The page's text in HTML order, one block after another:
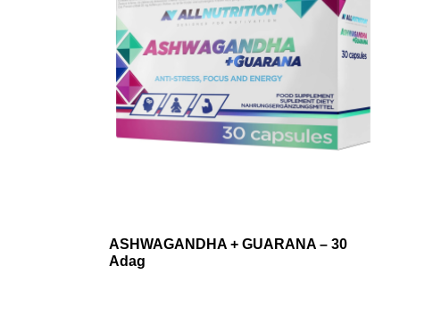
ASHWAGANDHA + GUARANA – 30
Adag